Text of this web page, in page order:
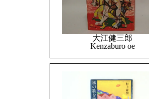
大江健三郎
Kenzaburo oe